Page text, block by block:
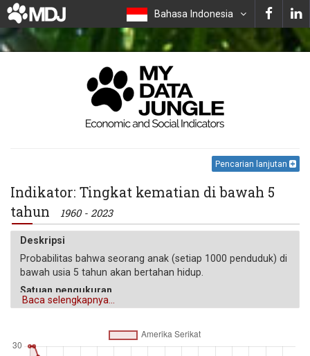
Bahasa Indonesia
Pencarian lanjutan
Indikator: Tingkat kematian di bawah 5
tahun
1960 - 2023
Deskripsi
Probabilitas bahwa seorang anak (setiap 1000 penduduk) di
bawah usia 5 tahun akan bertahan hidup.
Satuan pengukuran
‰
Baca selengkapnya...